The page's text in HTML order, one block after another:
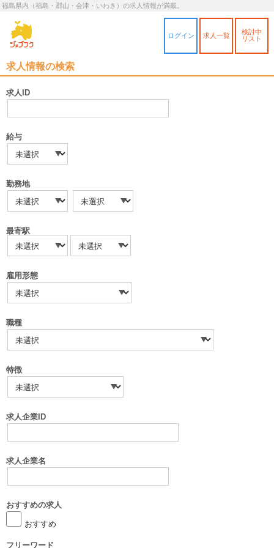
福島県内（福島・郡山・会津・いわき）の求人情報が満載。
ログイン 求人一覧
検討中
リスト
求人情報の検索
求人ID
給与
勤務地
最寄駅
雇用形態
職種
特徴
求人企業ID
求人企業名
おすすめの求人
おすすめ
フリーワード